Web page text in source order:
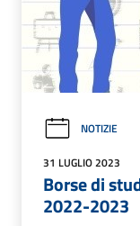
NOTIZIE
31 LUGLIO 2023
Borse di
2022-2023